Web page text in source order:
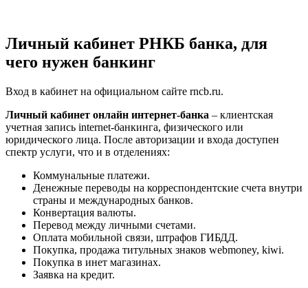
Личный кабинет РНКБ банка, для
чего нужен банкинг
Вход в кабинет на официальном сайте rncb.ru.
Личный кабинет онлайн интернет-банка – клиентская
учетная запись internet-банкинга, физического или
юридического лица. После авторизации и входа доступен
спектр услуги, что и в отделениях:
Коммунальные платежи.
Денежные переводы на корреспондентские счета внутри
страны и международных банков.
Конвертация валюты.
Перевод между личными счетами.
Оплата мобильной связи, штрафов ГИБДД.
Покупка, продажа титульных знаков webmoney, kiwi.
Покупка в инет магазинах.
Заявка на кредит.